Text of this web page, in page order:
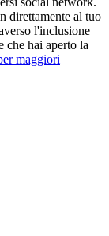
direttamente al tuo
l'inclusione
hai aperto la
maggiori